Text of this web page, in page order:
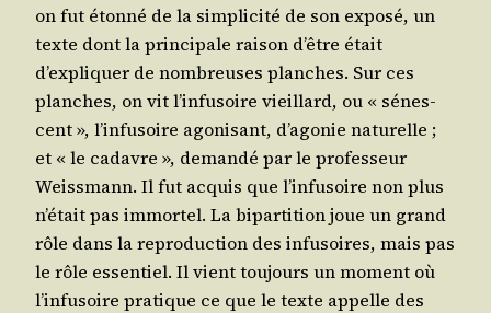
on fut éton­né de la sim­pli­ci­té de son expo­sé, un
texte dont la prin­ci­pale rai­son d’être était
d’expliquer de nom­breuses planches. Sur ces
planches, on vit l’infusoire vieillard, ou « sénes­
cent », l’infusoire ago­ni­sant, d’agonie natu­relle ;
et « le cadavre », deman­dé par le pro­fes­seur
Weiss­mann. Il fut acquis que l’infusoire non plus
n’était pas immor­tel. La bipar­ti­tion joue un grand
rôle dans la repro­duc­tion des infu­soires, mais pas
le rôle essen­tiel. Il vient tou­jours un moment où
l’infusoire pra­tique ce que le texte appelle des